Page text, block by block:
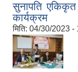
सुनापति एकिकृत
कार्यक्रम
मिति: 04/30/2023 -